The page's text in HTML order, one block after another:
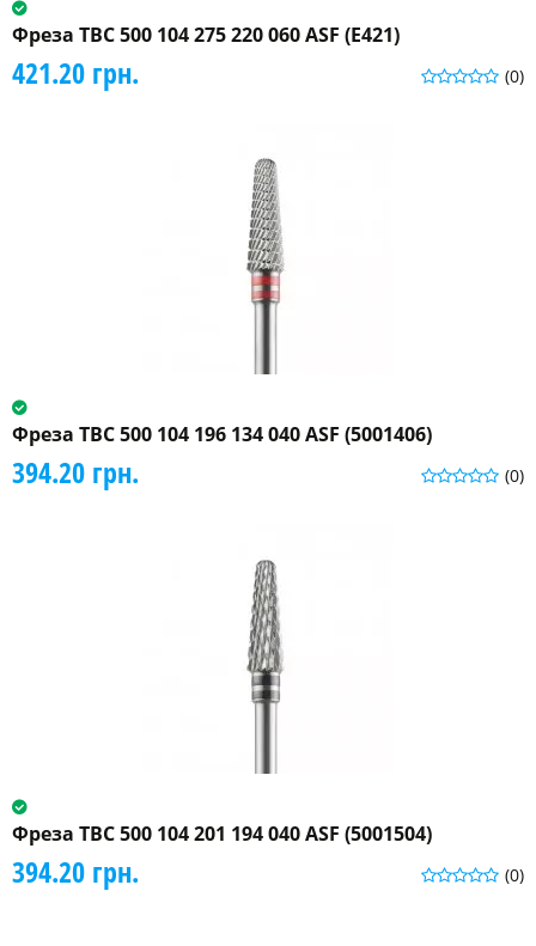
Фреза ТВС 500 104 275 220 060 ASF (Е421)
(0)
421.20 грн.
Фреза ТВС 500 104 196 134 040 ASF (5001406)
(0)
394.20 грн.
Фреза ТВС 500 104 201 194 040 ASF (5001504)
(0)
394.20 грн.